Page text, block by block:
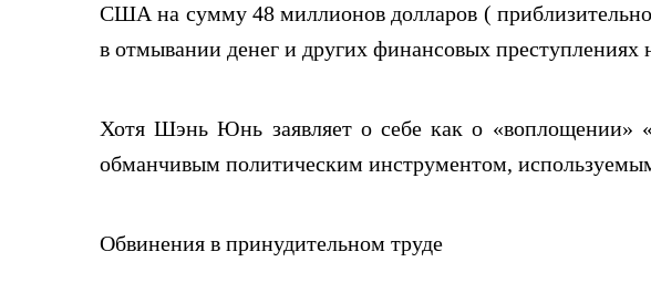
США на сумму 48 миллионов долларов (
в отмывании денег и других финансовых
Хотя Шэнь Юнь заявляет о себе как о «воплощении» «
обманчивым политическим инструментом,
Обвинения в принудительном труде